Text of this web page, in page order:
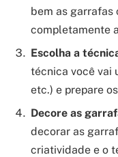
bem as garrafas
completamente
Escolha a
técnica você vai
etc.) e prepare
Decore as
decorar as
criatividade e o